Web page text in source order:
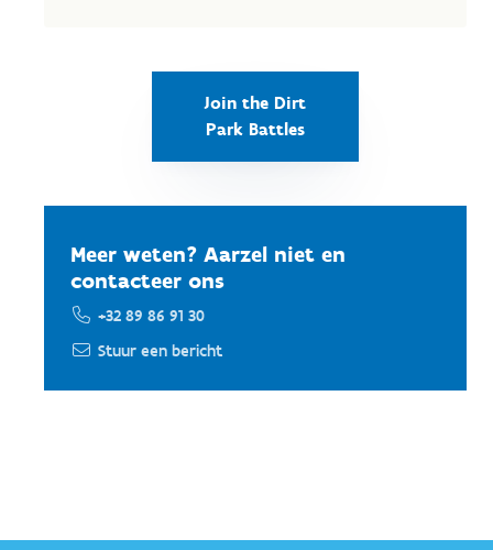
Join the Dirt
Park Battles
Meer weten? Aarzel niet en
contacteer ons
+32 89 86 91 30
Stuur een bericht